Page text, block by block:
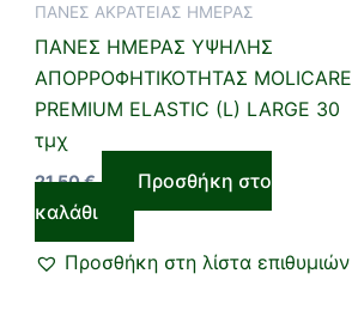
ΠΑΝΕΣ ΑΚΡΑΤΕΙΑΣ ΗΜΕΡΑΣ
ΠΑΝΕΣ ΗΜΕΡΑΣ ΥΨΗΛΗΣ
ΑΠΟΡΡΟΦΗΤΙΚΟΤΗΤΑΣ MOLICARE
PREMΙUM ELASTIC (L) LARGE 30
τμχ
21,50€
Προσθήκη στο
καλάθι
Προσθήκη στη λίστα επιθυμιών